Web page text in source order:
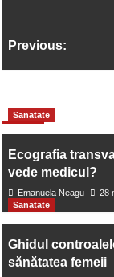
Previous:
Stories
Sanatate
Ecografia
vede medicul?
Emanuela Neagu
28
Sanatate
Ghidul
sănătatea femeii